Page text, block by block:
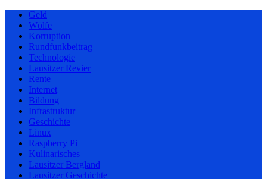
Geld
Wölfe
Korruption
Rundfunkbeitrag
Technologie
Lausitzer Revier
Rente
Internet
Bildung
Infrastruktur
Geschichte
Linux
Raspberry Pi
Kulinarisches
Lausitzer Bergland
Lausitzer Geschichte